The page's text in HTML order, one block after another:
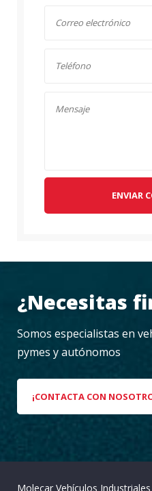
ENVIAR
¿Necesitas
Somos especialistas en
pymes y autónomos
¡CONTACTA CON
Molecar Vehículos Industriales